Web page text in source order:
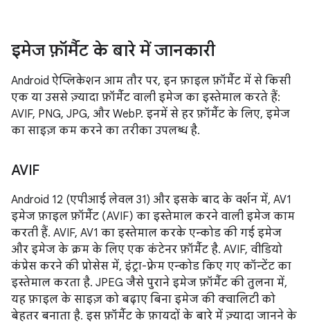
इमेज फ़ॉर्मैट के बारे में जानकारी
Android ऐप्लिकेशन आम तौर पर, इन फ़ाइल फ़ॉर्मैट में से किसी
एक या उससे ज़्यादा फ़ॉर्मैट वाली इमेज का इस्तेमाल करते हैं:
AVIF, PNG, JPG, और WebP. इनमें से हर फ़ॉर्मैट के लिए, इमेज
का साइज़ कम करने का तरीका उपलब्ध है.
AVIF
Android 12 (एपीआई लेवल 31) और इसके बाद के वर्शन में, AV1
इमेज फ़ाइल फ़ॉर्मैट (AVIF) का इस्तेमाल करने वाली इमेज काम
करती हैं. AVIF, AV1 का इस्तेमाल करके एन्कोड की गई इमेज
और इमेज के क्रम के लिए एक कंटेनर फ़ॉर्मैट है. AVIF, वीडियो
कंप्रेस करने की प्रोसेस में, इंट्रा-फ़्रेम एन्कोड किए गए कॉन्टेंट का
इस्तेमाल करता है. JPEG जैसे पुराने इमेज फ़ॉर्मैट की तुलना में,
यह फ़ाइल के साइज़ को बढ़ाए बिना इमेज की क्वालिटी को
बेहतर बनाता है. इस फ़ॉर्मैट के फ़ायदों के बारे में ज़्यादा जानने के